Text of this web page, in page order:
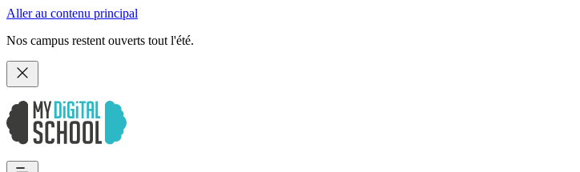
Aller au contenu principal
Nos campus restent ouverts tout l'été.